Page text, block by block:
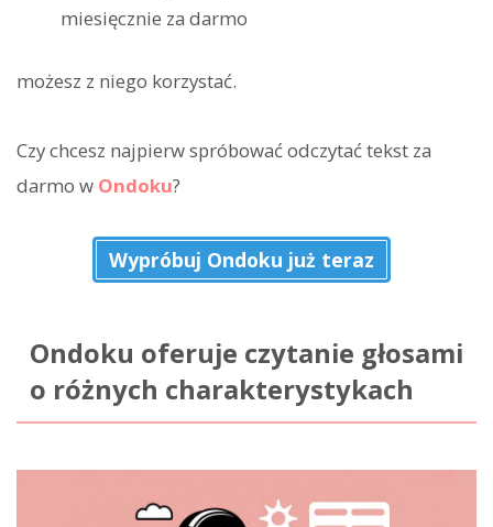
miesięcznie za darmo
możesz z niego korzystać.
Czy chcesz najpierw spróbować odczytać tekst za
darmo w Ondoku?
Wypróbuj Ondoku już teraz
Ondoku oferuje czytanie głosami
o różnych charakterystykach